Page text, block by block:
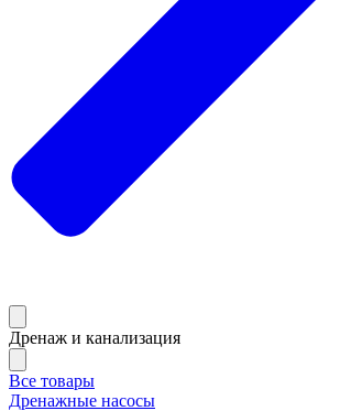
Дренаж и канализация
Все товары
Дренажные насосы